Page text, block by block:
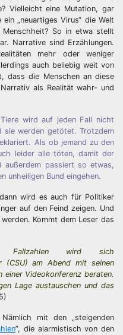
Vielleicht eine Mutation, gar
„neuartiges Virus“ die Welt
So in etwa stellt
Narrative sind Erzählungen.
mehr oder weniger
auch beliebig weit von
dass die Menschen an diese
als Realität wahr- und
wird auf jeden Fall nicht
sie werden getötet. Trotzdem
Als ob jemand zu den
leider alle töten, damit der
außerdem passiert so etwas,
unheiligen Bund eingehen.
wird es auch für Politiker
auf den Feind zeigen. Und
Kommt dem Leser das
Fallzahlen wird sich
(CSU) am Abend mit seinen
einer Videokonferenz beraten.
Lage austauschen und das
mit den „steigenden
”, die alarmistisch von den